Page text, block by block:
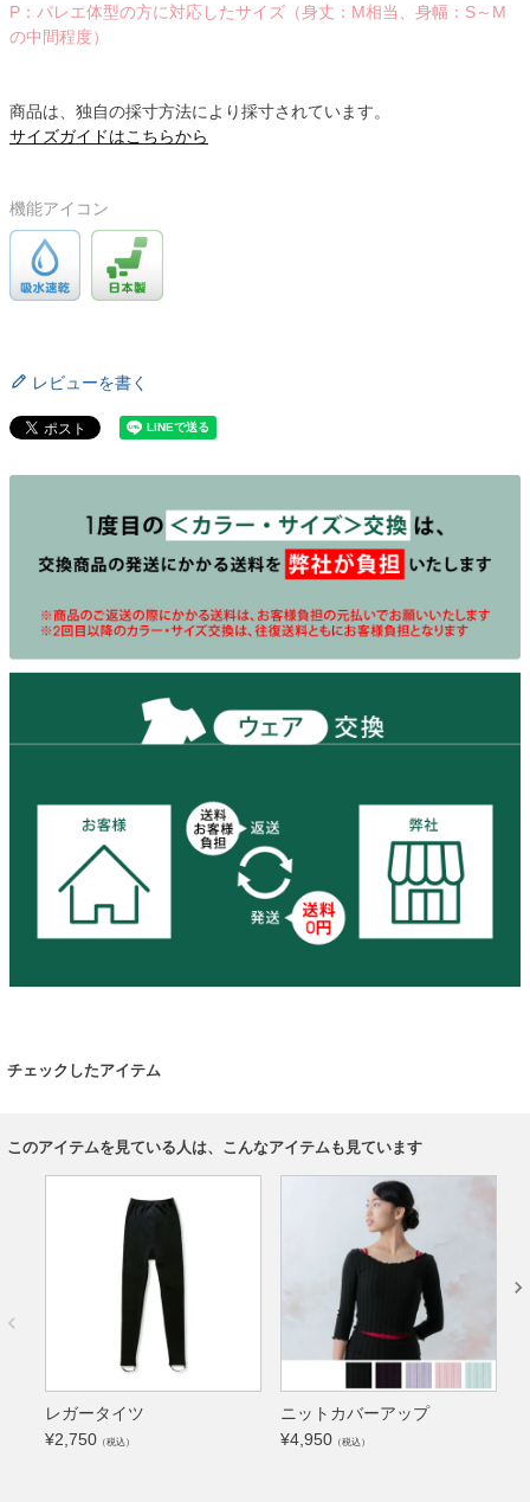
P：バレエ体型の方に対応したサイズ（身丈：M相当、身幅：S～M
の中間程度）
商品は、独自の採寸方法により採寸されています。
サイズガイドはこちらから
機能アイコン
レビューを書く
チェックしたアイテム
このアイテムを見ている人は、こんなアイテムも見ています
レガータイツ
¥2,750 （税込）
ニットカバーアップ
¥4,950 （税込）